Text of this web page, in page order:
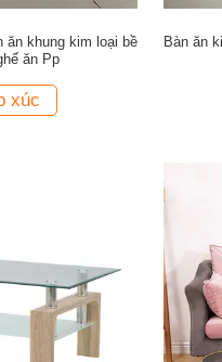
ăn khung kim loại bề
ăn Pp
xúc
Bàn ăn